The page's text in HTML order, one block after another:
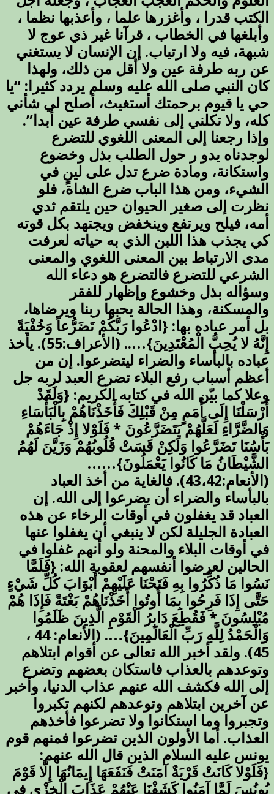
الكتب قدرا ، وأغزرها علما ، وأعذبها نظما ،
وأبلغها في الخطاب ، قرآنا غير ذي عوج لا
شبهة، فيه ولا ارتياب. إن الإنسان لا يستغني
عن ربه طرفة عين ولا أقل من ذلك، ولهذا
كان النبي صلى الله عليه وسلم يردد كثيرا: “يا
حي يا قيوم برحمتك أستغيث، أصلح لي شأني
كله، ولا تكلني إلى نفسي طرفة عين أبدا”.
وإذا رجعنا إلى المعنى اللغوي للتضرع
لوجدناه يدو ر حول الطلب بذل وخضوع
واستكانة، ومادة ضرع تدل على لينٍ في
الشيء، ومن هذا الباب ضرع الشاة، فلو
نظرت إلى صغير الحيوان حين يلتقم ثدي
أمه، فيلح ويرتفع وينخفض ويجتهد بكل قوته
كي يجذب هذا اللبن الذي به حياته لعرفت
مدى الارتباط بين المعنى اللغوي والمعنى
الشرعي للتضرع فالتضرع هو دعاء الله
وسؤاله بذل وخشوع وإظهار للفقر
والمسكنة، وهذا الحالة يحبها ربنا ويرضاها،
بل أمر عباده بها: {ادْعُوا رَبَّكُمْ تَضَرُّعاً وَخُفْيَةً
إِنَّهُ لا يُحِبُّ الْمُعْتَدِينَ}….. (الأعراف:55). يأخذ
عباده بالبأساء والضراء ليتضرعوا. إن من
أعظم أسباب رفع البلاء تضرع العبد لربه جل
وعلا كما بيّن الله في كتابه الكريم: {وَلَقَدْ
أَرْسَلْنَا إِلَى أُمَمٍ مِنْ قَبْلِكَ فَأَخَذْنَاهُمْ بِالْبَأْسَاءِ
وَالضَّرَّاءِ لَعَلَّهُمْ يَتَضَرَّعُونَ * فَلَوْلا إِذْ جَاءَهُمْ
بَأْسُنَا تَضَرَّعُوا وَلَكِنْ قَسَتْ قُلُوبُهُمْ وَزَيَّنَ لَهُمُ
الشَّيْطَانُ مَا كَانُوا يَعْمَلُونَ}……
(الأنعام:43،42). فالغاية من أخذ العباد
بالبأساء والضراء أن يضرعوا إلى الله. إن
العباد قد يغفلون في أوقات الرخاء عن هذه
العبادة الجليلة لكن لا ينبغي أن يغفلوا عنها
في أوقات البلاء والمحنة ولو أنهم غفلوا في
الحالين لعرضوا أنفسهم لعقوبة الله: {فَلَمَّا
نَسُوا مَا ذُكِّرُوا بِهِ فَتَحْنَا عَلَيْهِمْ أَبْوَابَ كُلِّ شَيْءٍ
حَتَّى إِذَا فَرِحُوا بِمَا أُوتُوا أَخَذْنَاهُمْ بَغْتَةً فَإِذَا هُمْ
مُبْلِسُونَ * فَقُطِعَ دَابِرُ الْقَوْمِ الَّذِينَ ظَلَمُوا
وَالْحَمْدُ لِلَّهِ رَبِّ الْعَالَمِينَ}…. (الأنعام: 44 ،
45). ولقد أخبر الله تعالى عن أقوام ابتلاهم
وتوعدهم بالعذاب فاستكان بعضهم وتضرع
إلى الله فكشف الله عنهم عذاب الدنيا، وأخبر
عن آخرين ابتلاهم وتوعدهم لكنهم تكبروا
وتجبروا وما استكانوا ولا تضرعوا فأخذهم
العذاب. أما الأولون الذين تضرعوا فمنهم قوم
يونس عليه السلام الذين قال الله عنهم:
{فَلَوْلا كَانَتْ قَرْيَةٌ آمَنَتْ فَنَفَعَهَا إِيمَانُهَا إِلَّا قَوْمَ
يُونُسَ لَمَّا آمَنُوا كَشَفْنَا عَنْهُمْ عَذَابَ الْخِزْيِ فِي